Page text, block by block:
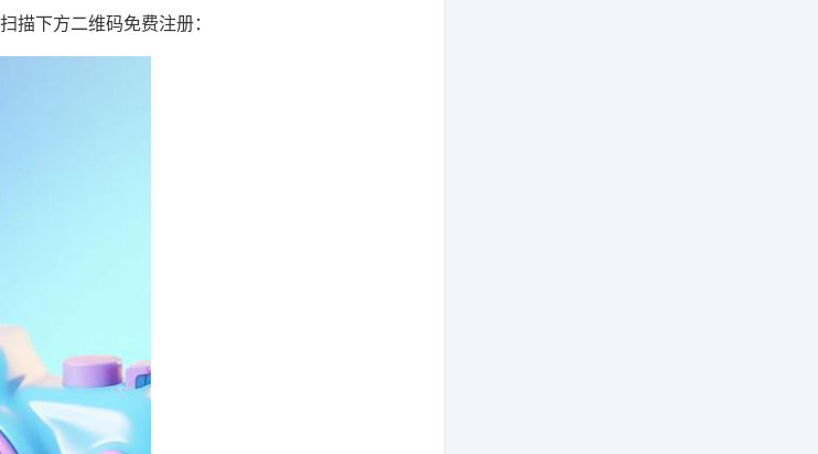
下方二维码免费注册：